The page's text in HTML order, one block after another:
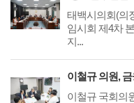
태백시의회(의
임시회 제4차
지...
이철규 국회의